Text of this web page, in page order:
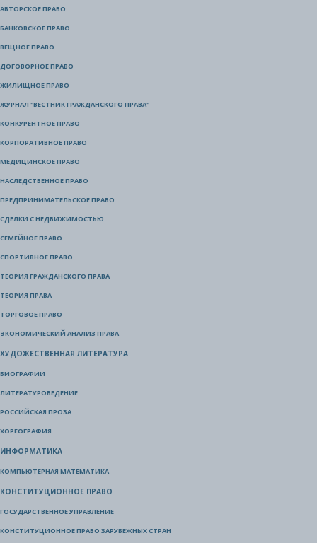
АВТОРСКОЕ ПРАВО
БАНКОВСКОЕ ПРАВО
ВЕЩНОЕ ПРАВО
ДОГОВОРНОЕ ПРАВО
ЖИЛИЩНОЕ ПРАВО
ЖУРНАЛ "ВЕСТНИК ГРАЖДАНСКОГО ПРАВА"
КОНКУРЕНТНОЕ ПРАВО
КОРПОРАТИВНОЕ ПРАВО
МЕДИЦИНСКОЕ ПРАВО
НАСЛЕДСТВЕННОЕ ПРАВО
ПРЕДПРИНИМАТЕЛЬСКОЕ ПРАВО
СДЕЛКИ С НЕДВИЖИМОСТЬЮ
СЕМЕЙНОЕ ПРАВО
СПОРТИВНОЕ ПРАВО
ТЕОРИЯ ГРАЖДАНСКОГО ПРАВА
ТЕОРИЯ ПРАВА
ТОРГОВОЕ ПРАВО
ЭКОНОМИЧЕСКИЙ АНАЛИЗ ПРАВА
ХУДОЖЕСТВЕННАЯ ЛИТЕРАТУРА
БИОГРАФИИ
ЛИТЕРАТУРОВЕДЕНИЕ
РОССИЙСКАЯ ПРОЗА
ХОРЕОГРАФИЯ
ИНФОРМАТИКА
КОМПЬЮТЕРНАЯ МАТЕМАТИКА
КОНСТИТУЦИОННОЕ ПРАВО
ГОСУДАРСТВЕННОЕ УПРАВЛЕНИЕ
КОНСТИТУЦИОННОЕ ПРАВО ЗАРУБЕЖНЫХ СТРАН